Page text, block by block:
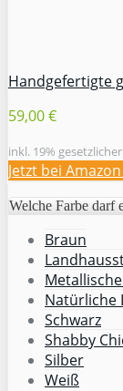
Handgefertigte
59,00 €
inkl. 19%
Jetzt bei
Welche Farbe darf
Braun
Natürliche
Schwarz
Shabby
Silber
Weiß